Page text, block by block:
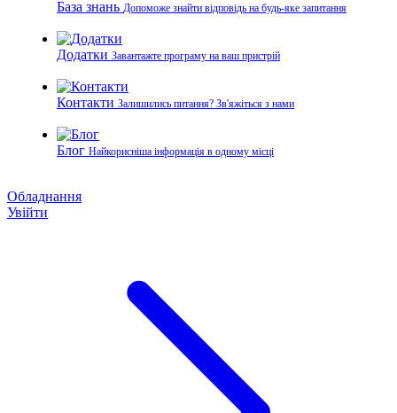
База знань Допоможе знайти відповідь на будь-яке запитання
Додатки Завантажте програму на ваш пристрій
Контакти Залишились питання? Зв'яжіться з нами
Блог Найкорисніша інформація в одному місці
Обладнання
Увійти